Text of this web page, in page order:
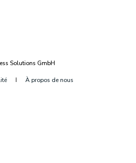
Solutions GmbH
À propos de nous